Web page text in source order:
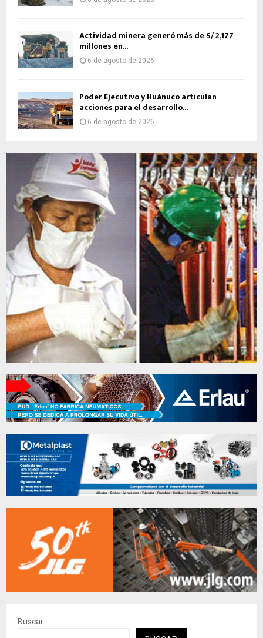
Actividad minera generó más de S/ 2,177
millones en...
6 de agosto de 2026
Poder Ejecutivo y Huánuco articulan
acciones para el desarrollo...
6 de agosto de 2026
Buscar